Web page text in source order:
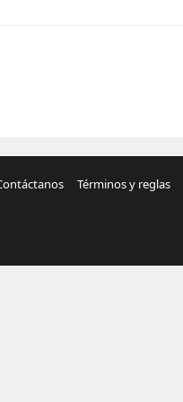
Términos y reglas